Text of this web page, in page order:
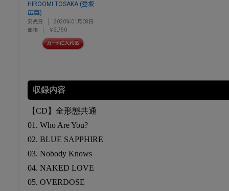
HIROOMI TOSAKA (登坂
広臣)
発売日
2020年01月08日
価格
￥2,750
収録内容
【CD】全形態共通
01. Who Are You?
02. BLUE SAPPHIRE
03. Nobody Knows
04. NAKED LOVE
05. OVERDOSE